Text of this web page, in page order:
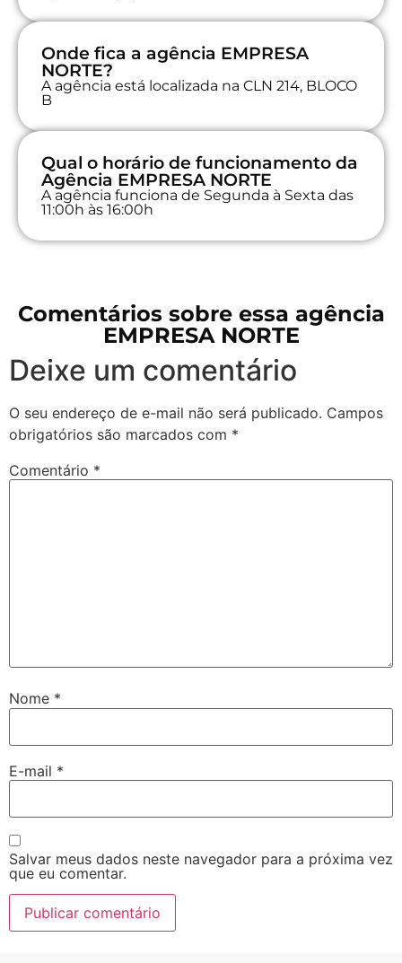
Onde fica a agência EMPRESA
NORTE?
A agência está localizada na CLN 214, BLOCO
B
Qual o horário de funcionamento da
Agência EMPRESA NORTE
A agência funciona de Segunda à Sexta das
11:00h às 16:00h
Comentários sobre essa agência
EMPRESA NORTE
Deixe um comentário
O seu endereço de e-mail não será publicado. Campos
obrigatórios são marcados com *
Comentário *
Nome *
E-mail *
Salvar meus dados neste navegador para a próxima vez
que eu comentar.